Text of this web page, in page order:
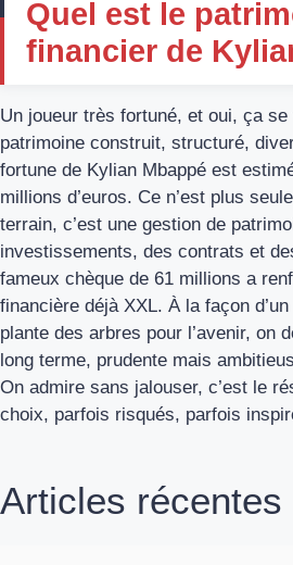
Quel est le
financier de
Un joueur très fortuné, et oui, ça
patrimoine construit, structuré,
fortune de Kylian Mbappé est
millions d’euros. Ce n’est plus
terrain, c’est une gestion de
investissements, des contrats et
fameux chèque de 61 millions a
financière déjà XXL. À la façon
plante des arbres pour l’avenir, on
long terme, prudente mais
On admire sans jalouser, c’est le
choix, parfois risqués, parfois
Articles récentes